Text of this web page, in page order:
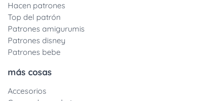
Hacen patrones
Top del patrón
Patrones amigurumis
Patrones disney
Patrones bebe
más cosas
Accesorios